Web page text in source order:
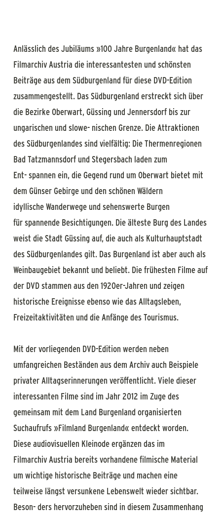
Anlässlich des Jubiläums »100 Jahre Burgenland« hat das
Filmarchiv Austria die interessantesten und schönsten
Beiträge aus dem Südburgenland für diese DVD-Edition
zusammengestellt. Das Südburgenland erstreckt sich über
die Bezirke Oberwart, Güssing und Jennersdorf bis zur
ungarischen und slowe- nischen Grenze. Die Attraktionen
des Südburgenlandes sind vielfältig: Die Thermenregionen
Bad Tatzmannsdorf und Stegersbach laden zum
Ent- spannen ein, die Gegend rund um Oberwart bietet mit
dem Günser Gebirge und den schönen Wäldern
idyllische Wanderwege und sehenswerte Burgen
für spannende Besichtigungen. Die älteste Burg des Landes
weist die Stadt Güssing auf, die auch als Kulturhauptstadt
des Südburgenlandes gilt. Das Burgenland ist aber auch als
Weinbaugebiet bekannt und beliebt. Die frühesten Filme auf
der DVD stammen aus den 1920er-Jahren und zeigen
historische Ereignisse ebenso wie das Alltagsleben,
Freizeitaktivitäten und die Anfänge des Tourismus.
Mit der vorliegenden DVD-Edition werden neben
umfangreichen Beständen aus dem Archiv auch Beispiele
privater Alltagserinnerungen veröffentlicht. Viele dieser
interessanten Filme sind im Jahr 2012 im Zuge des
gemeinsam mit dem Land Burgenland organisierten
Suchaufrufs »Filmland Burgenland« entdeckt worden.
Diese audiovisuellen Kleinode ergänzen das im
Filmarchiv Austria bereits vorhandene filmische Material
um wichtige historische Beiträge und machen eine
teilweise längst versunkene Lebenswelt wieder sichtbar.
Beson- ders hervorzuheben sind in diesem Zusammenhang